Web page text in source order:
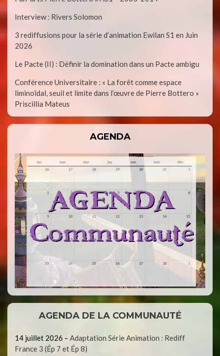
Interview : Rivers Solomon
3 rediffusions pour la série d’animation Ewilan S1 en Juin
2026
Le Pacte (II) : Définir la domination dans un Pacte ambigu
Conférence Universitaire : « La forêt comme espace
liminoïdal, seuil et limite dans l’œuvre de Pierre Bottero »
Priscillia Mateus
AGENDA
AGENDA DE LA COMMUNAUTÉ
14 juillet 2026 – Adaptation Série Animation : Rediff
France 3 (Ép 7 et Ép 8)